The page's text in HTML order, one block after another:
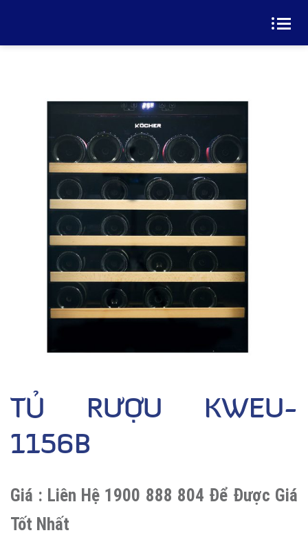
TỦ RƯỢU KWEU-
1156B
Giá : Liên Hệ 1900 888 804 Để Được Giá
Tốt Nhất